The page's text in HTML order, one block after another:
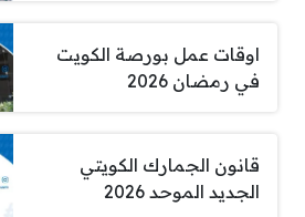
اوقات عمل بورصة الكويت
في رمضان 2026
قانون الجمارك الكويتي
الجديد الموحد 2026